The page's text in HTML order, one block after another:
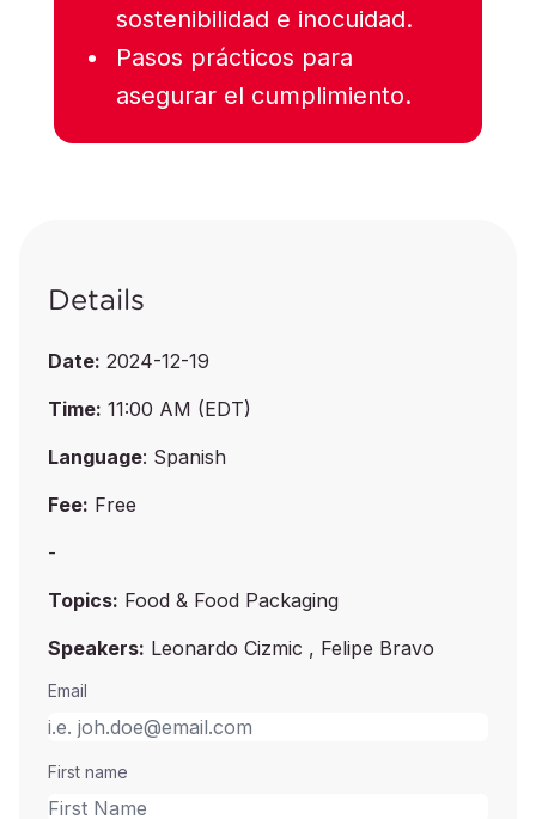
sostenibilidad e inocuidad.
Pasos prácticos para
asegurar el cumplimiento.
Details
Date: 2024-12-19
Time: 11:00 AM (EDT)
Language: Spanish
Fee: Free
-
Topics: Food & Food Packaging
Speakers: Leonardo Cizmic , Felipe Bravo
Email
First name